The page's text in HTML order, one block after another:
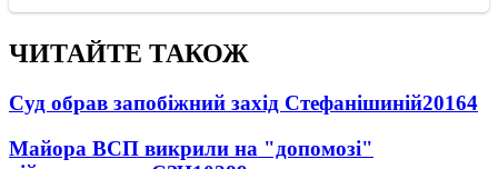
ЧИТАЙТЕ ТАКОЖ
Суд обрав запобіжний захід Стефанішиній20164
Майора ВСП викрили на "допомозі"